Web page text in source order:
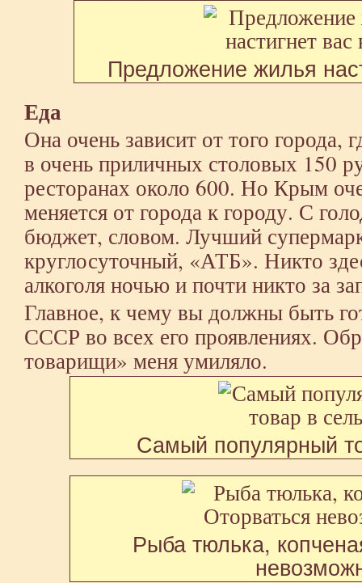
Предложение жилья
Еда
Она очень зависит от того города,
в очень приличных столовых 150
ресторанах около 600. Но Крым
меняется от города к городу. С
бюджет, словом. Лучший
круглосуточный, «АТБ». Никто
алкоголя ночью и почти никто за
Главное, к чему вы должны быть
СССР во всех его проявлениях.
товарищи» меня умиляло.
Самый популярный
Рыба тюлька,